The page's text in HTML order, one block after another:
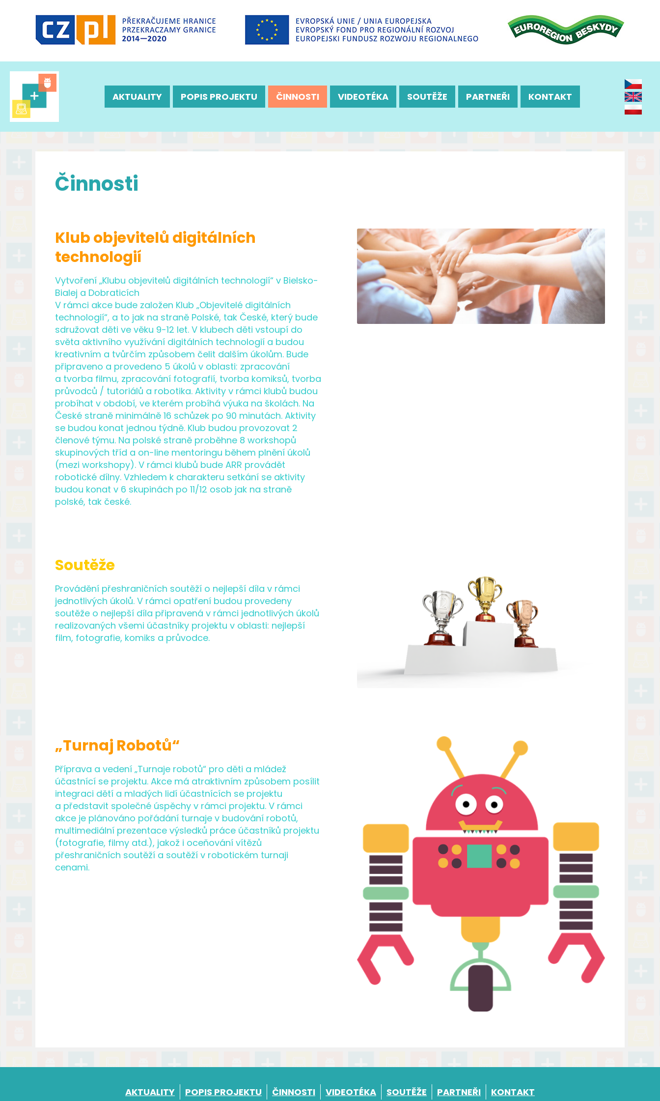
AKTUALITY POPIS PROJEKTU ČINNOSTI VIDEOTÉKA SOUTĚŽE PARTNEŘI KONTAKT
Činnosti
Klub objevitelů digitálních
technologií
Vytvoření „Klubu objevitelů digitálních technologií“ v Bielsko-
Bialej a Dobraticích
V rámci akce bude založen Klub „Objevitelé digitálních
technologií“, a to jak na straně Polské, tak České, který bude
sdružovat děti ve věku 9-12 let. V klubech děti vstoupí do
světa aktivního využívání digitálních technologií a budou
kreativním a tvůrčím způsobem čelit dalším úkolům. Bude
připraveno a provedeno 5 úkolů v oblasti: zpracování
a tvorba filmu, zpracování fotografií, tvorba komiksů, tvorba
průvodců / tutoriálů a robotika. Aktivity v rámci klubů budou
probíhat v období, ve kterém probíhá výuka na školách. Na
České straně minimálně 16 schůzek po 90 minutách. Aktivity
se budou konat jednou týdně. Klub budou provozovat 2
členové týmu. Na polské straně proběhne 8 workshopů
skupinových tříd a on-line mentoringu během plnění úkolů
(mezi workshopy). V rámci klubů bude ARR provádět
robotické dílny. Vzhledem k charakteru setkání se aktivity
budou konat v 6 skupinách po 11/12 osob jak na straně
polské, tak české.
Soutěže
Provádění přeshraničních soutěží o nejlepší díla v rámci
jednotlivých úkolů. V rámci opatření budou provedeny
soutěže o nejlepší díla připravená v rámci jednotlivých úkolů
realizovaných všemi účastníky projektu v oblasti: nejlepší
film, fotografie, komiks a průvodce.
„Turnaj Robotů“
Příprava a vedení „Turnaje robotů“ pro děti a mládež
účastnící se projektu. Akce má atraktivním způsobem posílit
integraci dětí a mladých lidí účastnících se projektu
a představit společné úspěchy v rámci projektu. V rámci
akce je plánováno pořádání turnaje v budování robotů,
multimediální prezentace výsledků práce účastníků projektu
(fotografie, filmy atd.), jakož i oceňování vítězů
přeshraničních soutěží a soutěží v robotickém turnaji
cenami.
AKTUALITY POPIS PROJEKTU ČINNOSTI VIDEOTÉKA SOUTĚŽE PARTNEŘI KONTAKT